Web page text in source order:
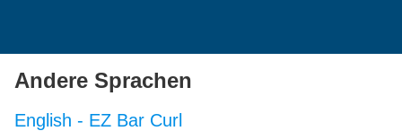
Andere Sprachen
English - EZ Bar Curl